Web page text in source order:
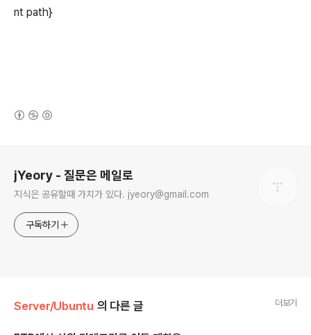
nt path}
jYeory - 질문은 메일로
지식은 공유할때 가치가 있다. jyeory@gmail.com
구독하기
Server/Ubuntu 의 다른 글 더보기